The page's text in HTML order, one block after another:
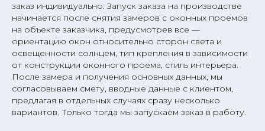
заказ индивидуально. Запуск заказа на производстве
начинается после снятия замеров с оконных проемов
на объекте заказчика, предусмотрев все —
ориентацию окон относительно сторон света и
освещенности солнцем, тип крепления в зависимости
от конструкции оконного проема, стиль интерьера.
После замера и получения основных данных, мы
согласовываем смету, вводные данные с клиентом,
предлагая в отдельных случаях сразу несколько
вариантов. Только тогда мы запускаем заказ в работу.